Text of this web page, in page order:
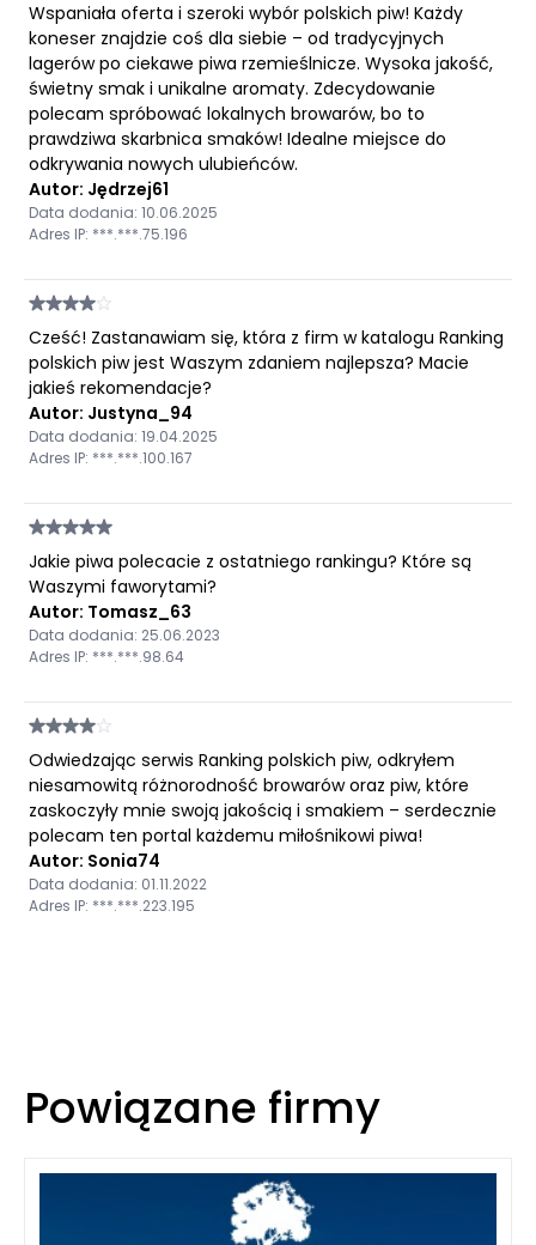
Wspaniała oferta i szeroki wybór polskich piw! Każdy
koneser znajdzie coś dla siebie – od tradycyjnych
lagerów po ciekawe piwa rzemieślnicze. Wysoka jakość,
świetny smak i unikalne aromaty. Zdecydowanie
polecam spróbować lokalnych browarów, bo to
prawdziwa skarbnica smaków! Idealne miejsce do
odkrywania nowych ulubieńców.
Autor: Jędrzej61
Data dodania: 10.06.2025
Adres IP: ***.***.75.196
Cześć! Zastanawiam się, która z firm w katalogu Ranking
polskich piw jest Waszym zdaniem najlepsza? Macie
jakieś rekomendacje?
Autor: Justyna_94
Data dodania: 19.04.2025
Adres IP: ***.***.100.167
Jakie piwa polecacie z ostatniego rankingu? Które są
Waszymi faworytami?
Autor: Tomasz_63
Data dodania: 25.06.2023
Adres IP: ***.***.98.64
Odwiedzając serwis Ranking polskich piw, odkryłem
niesamowitą różnorodność browarów oraz piw, które
zaskoczyły mnie swoją jakością i smakiem – serdecznie
polecam ten portal każdemu miłośnikowi piwa!
Autor: Sonia74
Data dodania: 01.11.2022
Adres IP: ***.***.223.195
Powiązane firmy